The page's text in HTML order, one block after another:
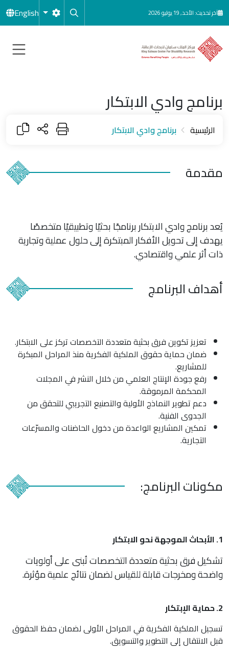
تجاوز إلى المحتوى الرئيسي
آخر تحديث: الأحد, 19 يوليو 2026 English
برنامج وادي الابتكار
الرئيسية برنامج وادي الابتكار
مقدمة
يُعد برنامج وادي الابتكار برنامجًا بحثيًا وتطبيقيًا متخصصًا
يهدف إلى تحويل الأفكار المبتكرة إلى حلول عملية وتجارية
ذات أثر علمي واقتصادي.
أهداف البرنامج
تعزيز تكوين فرق بحثية متعددة التخصصات تركز على الابتكار.
ضمان حماية حقوق الملكية الفكرية منذ المراحل المبكرة
للمشاريع.
رفع جودة الإنتاج العلمي من خلال النشر في المجلات
المحكمة المرموقة.
دعم تطوير النماذج الأولية والتصنيع التجريبي للتحقق من
الجدوى الفنية.
تمكين المشاريع الواعدة من دخول الحاضنات والمسرّعات
التجارية.
مكونات البرنامج:
1. الأبحاث الموجهة نحو الابتكار
تشكيل فرق بحثية متعددة التخصصات تُبنى على أولويات
واضحة ومخرجات قابلة للقياس لضمان نتائج علمية مؤثرة.
2. حماية الإبتكار
تسجيل الملكية الفكرية في المراحل الأولى لضمان حفظ الحقوق
قبل الانتقال إلى التطوير والتسويق.